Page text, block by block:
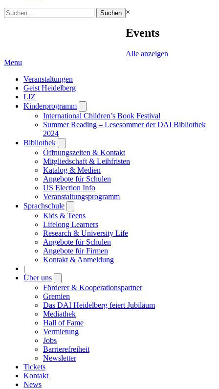
Suchen
nach:
×
Events
Alle anzeigen
Menu
Veranstaltungen
Geist Heidelberg
LIZ
Kinderprogramm
submenu
International Children’s Book Festival
Summer Reading – Lesesommer der DAI Bibliothek
2024
Bibliothek
submenu
Öffnungszeiten & Kontakt
Mitgliedschaft & Leihfristen
Katalog & Medien
Angebote für Schulen
US Election Info
Veranstaltungsprogramm
Sprachschule
submenu
Kids & Teens
Lifelong Learners
Research & University Life
Angebote für Schulen
Angebote für Firmen
Kontakt & Anmeldung
|
Über uns
submenu
Förderer & Kooperationspartner
Gremien
Das DAI Heidelberg feiert Jubiläum
Mediathek
Hall of Fame
Vermietung
Jobs
Barrierefreiheit
Newsletter
Tickets
Kontakt
News